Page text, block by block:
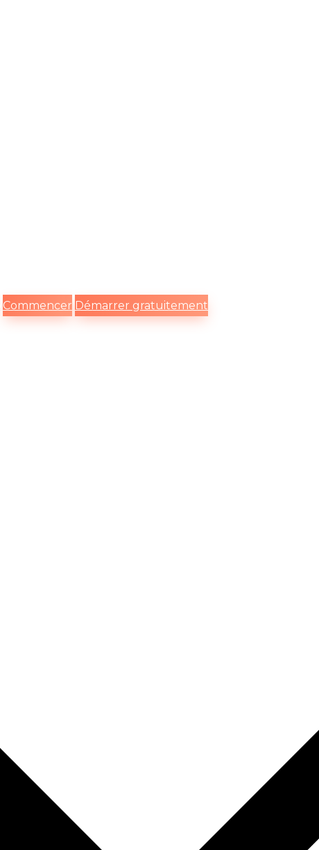
Commencer Démarrer gratuitement